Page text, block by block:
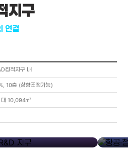
지구
연결
집적지구 내
10층 (상향조정가능)
대 10,094㎡